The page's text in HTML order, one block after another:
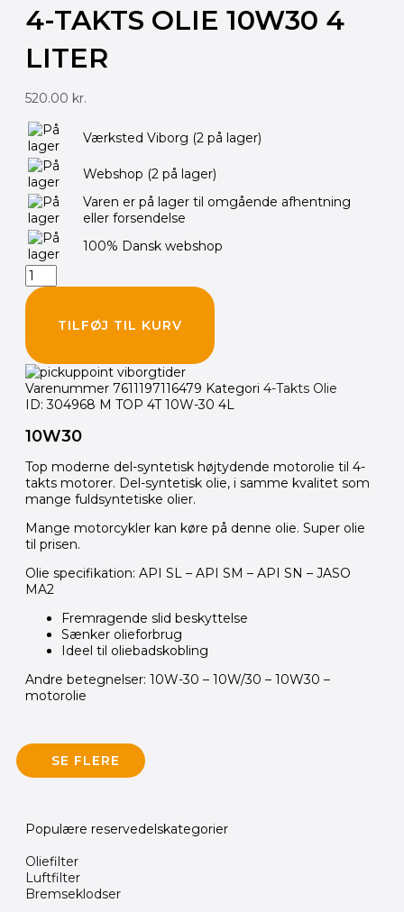
4-TAKTS OLIE 10W30 4
LITER
520.00 kr.
Værksted Viborg (2 på lager)
Webshop (2 på lager)
Varen er på lager til omgående afhentning
eller forsendelse
100% Dansk webshop
MOTOREX
TOP
SPEED
4-
takts
olie
10W30
4
Liter
antal
TILFØJ TIL KURV
Varenummer 7611197116479 Kategori 4-Takts Olie
ID: 304968 M TOP 4T 10W-30 4L
10W30
Top moderne del-syntetisk højtydende motorolie til 4-
takts motorer. Del-syntetisk olie, i samme kvalitet som
mange fuldsyntetiske olier.
Mange motorcykler kan køre på denne olie. Super olie
til prisen.
Olie specifikation: API SL – API SM – API SN – JASO
MA2
Fremragende slid beskyttelse
Sænker olieforbrug
Ideel til oliebadskobling
Andre betegnelser: 10W-30 – 10W/30 – 10W30 –
motorolie
SE FLERE
Populære reservedelskategorier
Oliefilter
Luftfilter
Bremseklodser